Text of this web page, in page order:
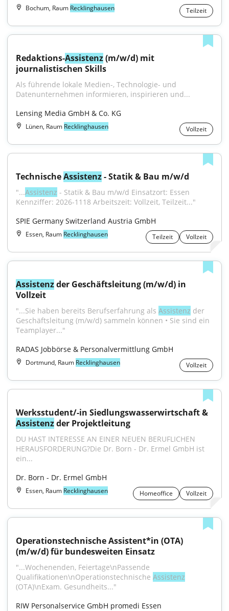
Bochum, Raum Recklinghausen Teilzeit
Redaktions-Assistenz (m/w/d) mit
journalistischen Skills
Als führende lokale Medien-, Technologie- und
Datenunternehmen informieren, inspirieren und...
Lensing Media GmbH & Co. KG
Lünen, Raum Recklinghausen Vollzeit
Technische Assistenz - Statik & Bau m/w/d
"...Assistenz - Statik & Bau m/w/d Einsatzort: Essen
Kennziffer: 2026-1118 Arbeitszeit: Vollzeit, Teilzeit..."
SPIE Germany Switzerland Austria GmbH
Essen, Raum Recklinghausen Teilzeit Vollzeit
Assistenz der Geschäftsleitung (m/w/d) in
Vollzeit
"...Sie haben bereits Berufserfahrung als Assistenz der
Geschäftsleitung (m/w/d) sammeln können • Sie sind ein
Teamplayer..."
RADAS Jobbörse & Personalvermittlung GmbH
Dortmund, Raum Recklinghausen Vollzeit
Assistenz der Projektleitung
DU HAST INTERESSE AN EINER NEUEN BERUFLICHEN
HERAUSFORDERUNG?Die Dr. Born - Dr. Ermel GmbH ist
ein...
Dr. Born - Dr. Ermel GmbH
Essen, Raum Recklinghausen Homeoffice Vollzeit
Operationstechnische Assistent*in (OTA)
(m/w/d) für bundesweiten Einsatz
"...Wochenenden, Feiertage\nPassende
Qualifikationen\nOperationstechnische Assistenz
(OTA)\nExam. Gesundheits..."
RIW Personalservice GmbH promedi Essen